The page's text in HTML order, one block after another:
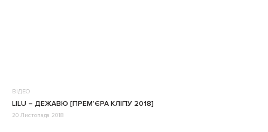
ВІДЕО
LILU – ДЕЖАВЮ [ПРЕМ’ЄРА КЛІПУ 2018]
20 Листопада 2018